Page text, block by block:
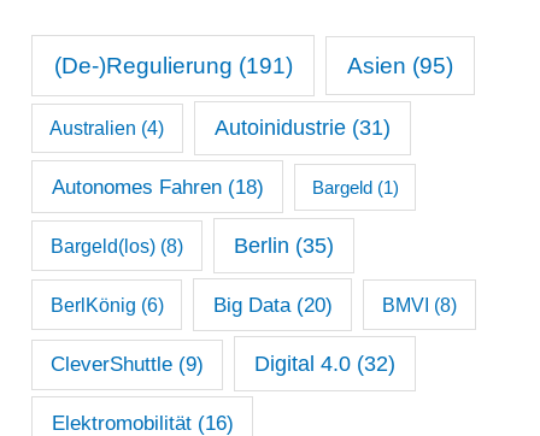
n
a
h
(De-)Regulierung (191) Asien (95)
Australien (4) Autoinidustrie(31)
Autonomes Fahren(18) Bargeld(1)
Bargeld(los)(8) Berlin (35)
BerlKönig (6) Big Data(20) BMVI (8)
CleverShuttle (9) Digital 4.0(32)
Elektromobilität(16)